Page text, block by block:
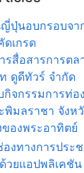
ปุ่นอบกรอบจ
ดเกรด
รสื่อสารการต
ดูดีทัวร์ จำกัด
กิจกรรมการท่
พิมลราชา จังห
ของพระอาทิตย์
องทางการประ
วยแอปพลิเคชัน